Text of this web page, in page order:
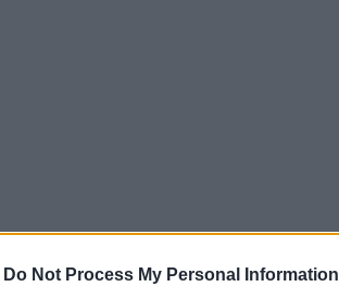
Do Not Process My Personal Information